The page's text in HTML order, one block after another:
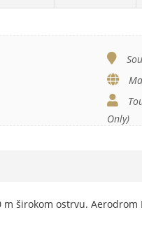
Only)
širokom ostrvu.